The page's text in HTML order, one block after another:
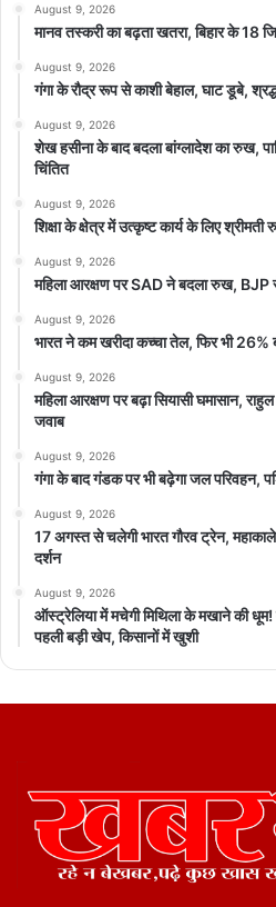
August 9, 2026
मानव तस्करी का बढ़ता खतरा, बिहार के 18
August 9, 2026
गंगा के रौद्र रूप से काशी बेहाल, घाट डूबे,
August 9, 2026
शेख हसीना के बाद बदला बांग्लादेश का रुख,
चिंतित
August 9, 2026
शिक्षा के क्षेत्र में उत्कृष्ट कार्य के लिए श्रीमती
August 9, 2026
महिला आरक्षण पर SAD ने बदला रुख,
August 9, 2026
भारत ने कम खरीदा कच्चा तेल, फिर भी 26%
August 9, 2026
महिला आरक्षण पर बढ़ा सियासी घमासान,
जवाब
August 9, 2026
गंगा के बाद गंडक पर भी बढ़ेगा जल परिवहन,
August 9, 2026
17 अगस्त से चलेगी भारत गौरव ट्रेन,
दर्शन
August 9, 2026
ऑस्ट्रेलिया में मचेगी मिथिला के मखाने की
पहली बड़ी खेप, किसानों में खुशी